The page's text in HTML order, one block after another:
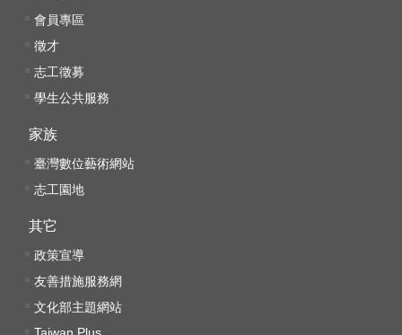
會員專區
徵才
志工徵募
學生公共服務
家族
臺灣數位藝術網站
志工園地
其它
政策宣導
友善措施服務網
文化部主題網站